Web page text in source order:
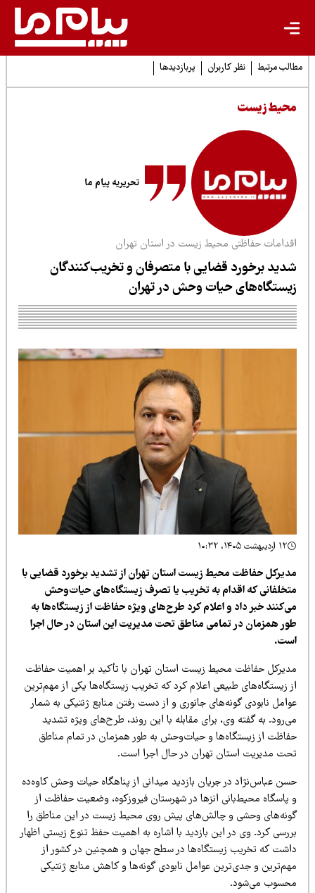
مرتبط نظر کاربران پربازدیدها
زیست
تحریریه پیام ما
حفاظتی محیط زیست در استان تهران
برخورد قضایی با متصرفان و تخریب‌کنندگان
حیات وحش در تهران
حفاظت محیط زیست استان تهران از تشدید برخورد قضایی با
که اقدام به تخریب یا تصرف زیستگاه‌های حیات‌وحش
خبر داد و اعلام کرد طرح‌های ویژه حفاظت از زیستگاه‌ها به
همزمان در تمامی مناطق تحت مدیریت این استان در حال اجرا
حفاظت محیط زیست استان تهران با تأکید بر اهمیت حفاظت
زیستگاه‌های طبیعی اعلام کرد که تخریب زیستگاه‌ها یکی از مهم‌ترین
نابودی گونه‌های جانوری و از دست رفتن منابع ژنتیکی به شمار
به گفته وی، برای مقابله با این روند، طرح‌های ویژه تشدید
از زیستگاه‌ها و حیات‌وحش به طور همزمان در تمام مناطق
مدیریت استان تهران در حال اجرا است.
عباس‌نژاد در جریان بازدید میدانی از پناهگاه حیات وحش کاوه‌ده
پاسگاه محیط‌بانی انزها در شهرستان فیروزکوه، وضعیت حفاظت از
وحشی و چالش‌های پیش روی محیط زیست در این مناطق را
کرد. وی در این بازدید با اشاره به اهمیت حفظ تنوع زیستی اظهار
که تخریب زیستگاه‌ها در سطح جهان و همچنین در کشور از
و جدی‌ترین عوامل نابودی گونه‌ها و کاهش منابع ژنتیکی
می‌شود.